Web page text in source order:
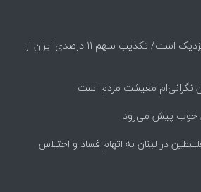
عراقچی: توافق با عمان نزدیک است/ تکذیب سهم ۱۱ درصدی ایران از
نگرانی‌ام معیشت مردم است
خوب پیش می‌رود
در لبنان به اتهام فساد و اختلاس